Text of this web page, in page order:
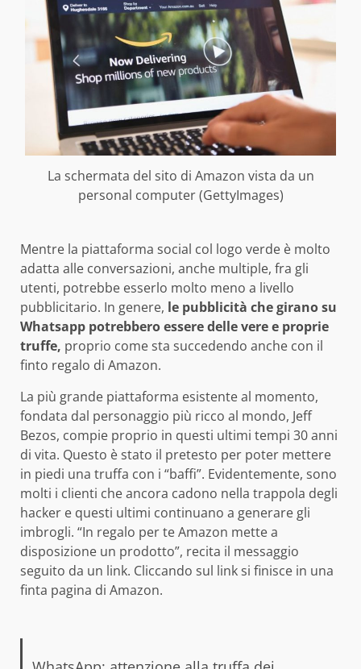
La schermata del sito di Amazon vista da un
personal computer (GettyImages)
Mentre la piattaforma social col logo verde è molto
adatta alle conversazioni, anche multiple, fra gli
utenti, potrebbe esserlo molto meno a livello
pubblicitario. In genere, le pubblicità che girano su
Whatsapp potrebbero essere delle vere e proprie
truffe, proprio come sta succedendo anche con il
finto regalo di Amazon.
La più grande piattaforma esistente al momento,
fondata dal personaggio più ricco al mondo, Jeff
Bezos, compie proprio in questi ultimi tempi 30 anni
di vita. Questo è stato il pretesto per poter mettere
in piedi una truffa con i “baffi”. Evidentemente, sono
molti i clienti che ancora cadono nella trappola degli
hacker e questi ultimi continuano a generare gli
imbrogli. “In regalo per te Amazon mette a
disposizione un prodotto”, recita il messaggio
seguito da un link. Cliccando sul link si finisce in una
finta pagina di Amazon.